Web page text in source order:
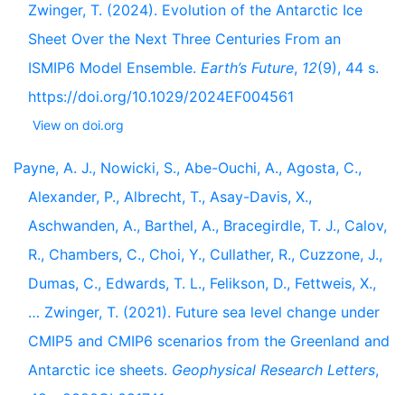
Zwinger, T. (2024). Evolution of the Antarctic Ice
Sheet Over the Next Three Centuries From an
ISMIP6 Model Ensemble. Earth’s Future, 12(9), 44 s.
https://doi.org/10.1029/2024EF004561
View on doi.org
Payne, A. J., Nowicki, S., Abe-Ouchi, A., Agosta, C.,
Alexander, P., Albrecht, T., Asay-Davis, X.,
Aschwanden, A., Barthel, A., Bracegirdle, T. J., Calov,
R., Chambers, C., Choi, Y., Cullather, R., Cuzzone, J.,
Dumas, C., Edwards, T. L., Felikson, D., Fettweis, X.,
… Zwinger, T. (2021). Future sea level change under
CMIP5 and CMIP6 scenarios from the Greenland and
Antarctic ice sheets. Geophysical Research Letters,